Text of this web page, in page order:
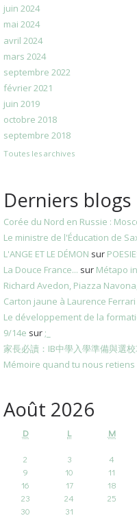
juin 2024
mai 2024
avril 2024
mars 2024
septembre 2022
février 2021
juin 2019
octobre 2018
septembre 2018
Toutes les archives
Derniers
Corée du Nord en Russie :
Le ministre de l'Éducation de
L'ANGE ET LE DÉMON sur
La Douce France... sur Métapo
Richard Avedon, Piazza
Carton jaune à Laurence Ferrari
Le développement de la
9/14e sur ;_
家長必讀：IB中學入學準備與選
Mémoire quand tu nous retiens
Août 2026
D L M
2
3 4
9
10 11
16
17 18
23
24 25
30
31